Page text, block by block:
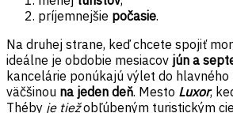
príjemnejšie počasie.
Na druhej strane, keď chcete spojiť
ideálne je obdobie mesiacov jún a
kancelárie ponúkajú výlet do hlavného
väčšinou na jeden deň. Mesto Luxor,
Théby je tiežobľúbeným turistickým